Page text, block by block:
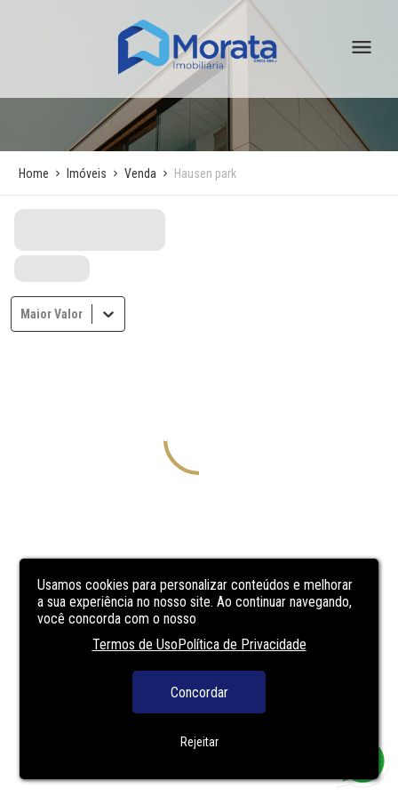
Usamos cookies para personalizar conteúdos e melhorar
a sua experiência no nosso site. Ao continuar navegando,
você concorda com o nosso
Termos de UsoPolítica de Privacidade
Concordar
Rejeitar
Home Imóveis Venda Hausen park
Maior Valor